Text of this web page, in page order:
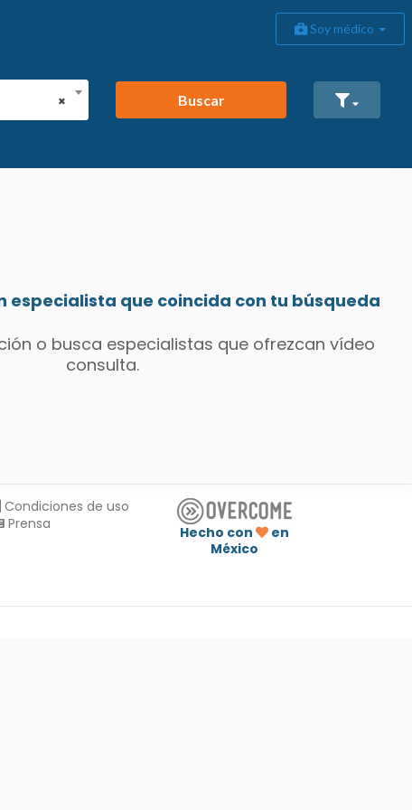
Soy médico
×
Buscar
especialista que coincida con tu búsqueda
o busca especialistas que ofrezcan vídeo
consulta.
Condiciones de uso
Prensa
Hecho con
en
México